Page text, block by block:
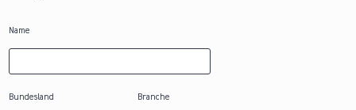
Name
Bundesland Branche